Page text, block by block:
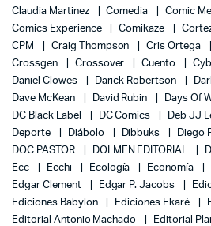
Claudia Martinez
Comedia
Comic
Comics Experience
Comikaze
CPM
Craig Thompson Cris Ortega
Crossgen
Crossover Cuento
Daniel Clowes
Darick Robertson
Dave McKean
David Rubin
Days Of
DC Black Label
DC Comics Deb JJ
Deporte
Diábolo Dibbuks Diego
DOC PASTOR
DOLMEN EDITORIAL
Ecc
Ecchi Ecología Economía
Edgar Clement
Edgar P. Jacobs
Ediciones Babylon
Ediciones Ekaré
Editorial Antonio Machado
Editorial